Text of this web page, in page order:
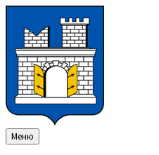
змісту
ліву
бічну
панель
праву
бічну
панель
нижнього
колонтитула
Меню